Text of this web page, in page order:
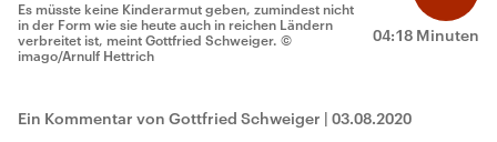
04:18 Minuten
Es müsste keine Kinderarmut geben, zumindest nicht
in der Form wie sie heute auch in reichen Ländern
verbreitet ist, meint Gottfried Schweiger. ©
imago/Arnulf Hettrich
Ein Kommentar von Gottfried Schweiger | 03.08.2020